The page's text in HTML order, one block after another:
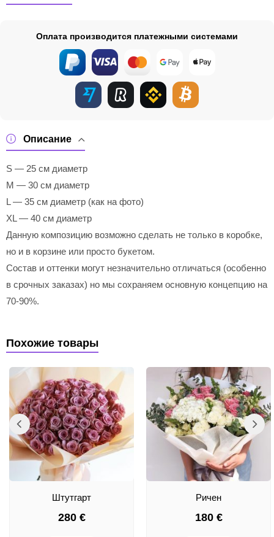
Описание
S — 25 см диаметр
M — 30 см диаметр
L — 35 см диаметр (как на фото)
XL — 40 см диаметр
Данную композицию возможно сделать не только в коробке,
но и в корзине или просто букетом.
Состав и оттенки могут незначительно отличаться (особенно
в срочных заказах) но мы сохраняем основную концепцию на
70-90%.
Оплата производится платежными системами
Похожие товары
Штутгарт
280 €
Ричен
180 €